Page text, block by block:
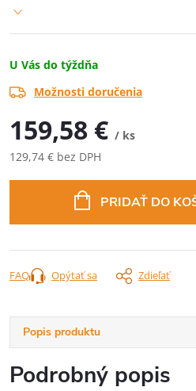
U Vás do týždňa
Možnosti doručenia
159,58 € / ks
129,74 € bez DPH
PRIDAŤ DO
Opýtať sa Zdieľať
FAQ
Popis produktu
Podrobný popis